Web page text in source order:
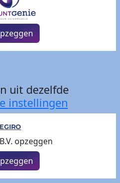
uit dezelfde
instellingen